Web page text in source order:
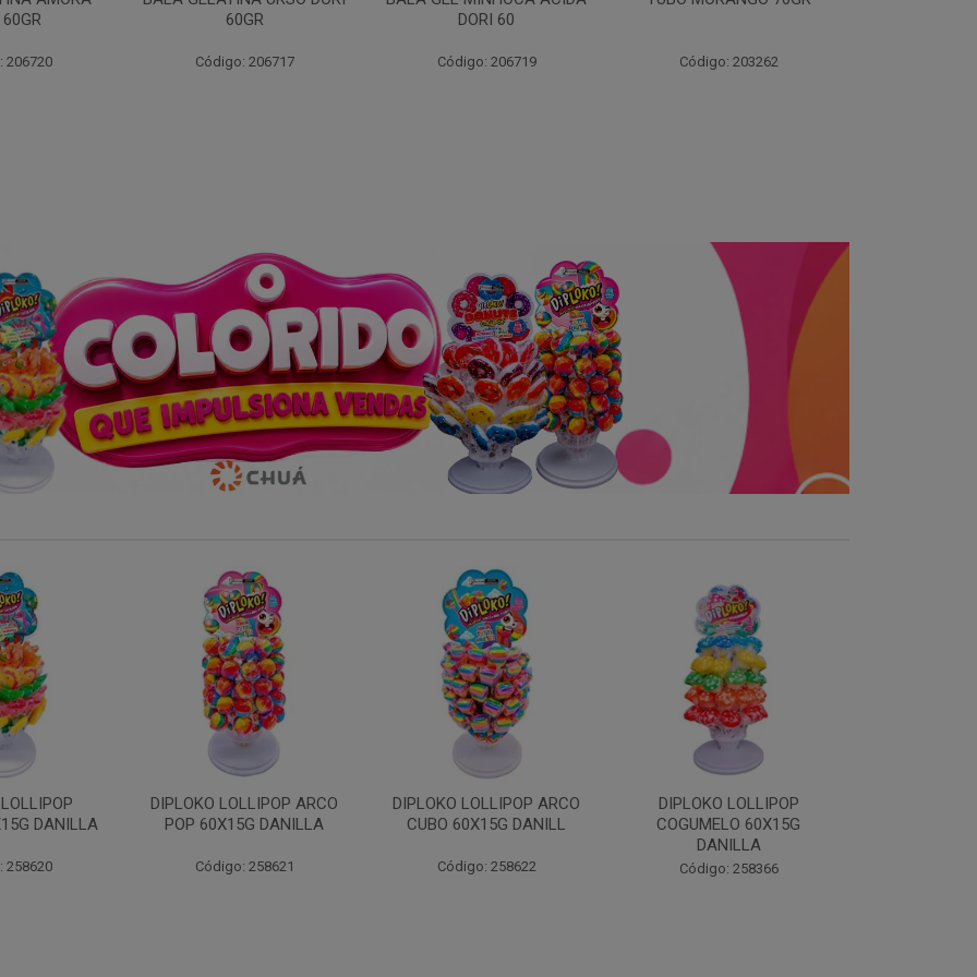
206717
DORI 60
Código: 206719 Código: 203262 Código: 203264
ARCO
DANILLA
258621
DIPLOKO LOLLIPOP ARCO
CUBO 60X15G DANILL
Código: 258622
DIPLOKO LOLLIPOP
COGUMELO 60X15G
Código: 258366
DIPLOKO LOLLIPOP MONST
60X15G DANILLA
Código: 258369